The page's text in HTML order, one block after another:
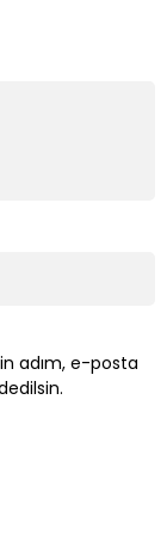
adım, e-posta